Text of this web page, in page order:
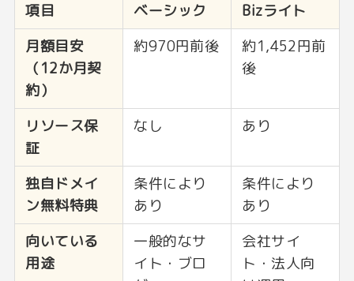
項目 ベーシック
Bizライト
月額目安
（12か月契
約）
約970円前後
約1,452円前
後
リソース保
証
なし あり
独自ドメイ
ン無料特典
条件により
あり
条件により
あり
向いている
用途
一般的なサ
イト・ブロ
会社サイ
ト・法人向